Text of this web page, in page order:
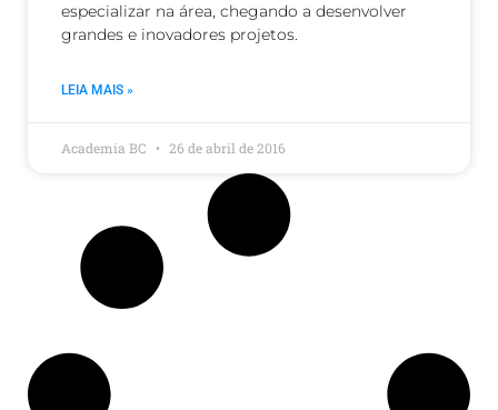
especializar na área, chegando a desenvolver
grandes e inovadores projetos.
LEIA MAIS »
Academia BC 26 de abril de 2016